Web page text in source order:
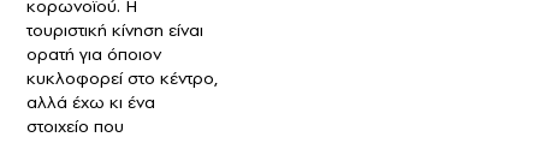
κορωνοϊού. Η
τουριστική κίνηση είναι
ορατή για όποιον
κυκλοφορεί στο κέντρο,
αλλά έχω κι ένα
στοιχείο που